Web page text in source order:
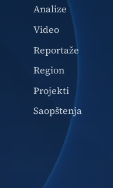
Analize
Video
Reportaže
Region
Projekti
Saopštenja